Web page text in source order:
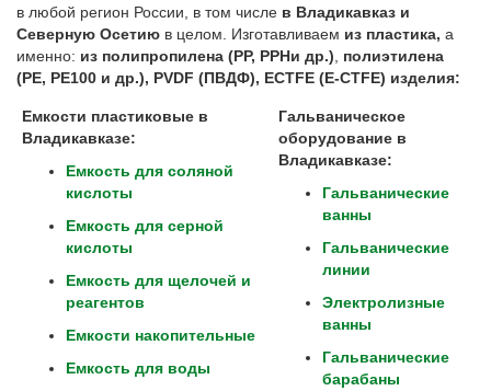
в любой регион России, в том числе в Владикавказ и
Северную Осетию в целом. Изготавливаем из пластика, а
именно: из полипропилена (PP, PPHи др.)
полиэтилена
(PE, PE100 и др.), PVDF (ПВДФ), ECTFE (E-CTFE) изделия:
Емкости пластиковые в
Владикавказе:
Емкость для соляной
кислоты
Емкость для серной
кислоты
Емкость для щелочей и
реагентов
Емкости накопительные
Емкость для воды
Гальваническое
оборудование в
Владикавказе:
Гальванические
ванны
Гальванические
линии
Электролизные
ванны
Гальванические
барабаны